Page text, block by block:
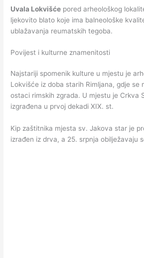
Uvala Lokvišće pored arheološkog
ljekovito blato koje ima balneološke
ublažavanja reumatskih tegoba.
Povijest i kulturne znamenitosti
Najstariji spomenik kulture u mjestu je
Lokvišće iz doba starih Rimljana, gdje se
ostaci rimskih zgrada. U mjestu je Crkva
izgrađena u prvoj dekadi XIX. st.
Kip zaštitnika mjesta sv. Jakova star je
izrađen iz drva, a 25. srpnja obilježavaju